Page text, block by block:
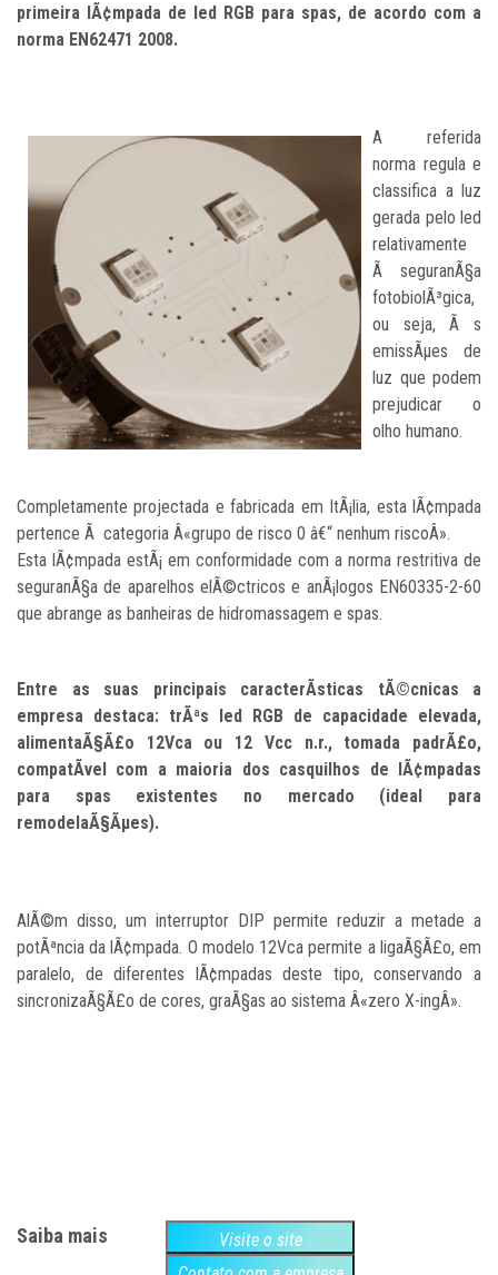
primeira lÃ¢mpada de led RGB para spas, de acordo com a
norma EN62471 2008.
A referida
norma regula e
classifica a luz
gerada pelo led
relativamente
Ã seguranÃ§a
fotobiolÃ³gica,
ou seja, Ã s
emissÃµes de
luz que podem
prejudicar o
olho humano.
Completamente projectada e fabricada em ItÃ¡lia, esta lÃ¢mpada
pertence Ã categoria Â«grupo de risco 0 â€“ nenhum riscoÂ».
Esta lÃ¢mpada estÃ¡ em conformidade com a norma restritiva de
seguranÃ§a de aparelhos elÃ©ctricos e anÃ¡logos EN60335-2-60
que abrange as banheiras de hidromassagem e spas.
Entre as suas principais caracterÃ­sticas tÃ©cnicas a
empresa destaca: trÃªs led RGB de capacidade elevada,
alimentaÃ§Ã£o 12Vca ou 12 Vcc n.r., tomada padrÃ£o,
compatÃ­vel com a maioria dos casquilhos de lÃ¢mpadas
para spas existentes no mercado (ideal para
remodelaÃ§Ãµes).
AlÃ©m disso, um interruptor DIP permite reduzir a metade a
potÃªncia da lÃ¢mpada. O modelo 12Vca permite a ligaÃ§Ã£o, em
paralelo, de diferentes lÃ¢mpadas deste tipo, conservando a
sincronizaÃ§Ã£o de cores, graÃ§as ao sistema Â«zero X-ingÂ».
Saiba mais
Visite o site